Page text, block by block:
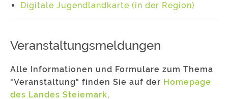
Digitale Jugendlandkarte (in der Region)
Veranstaltungsmeldungen
Alle Informationen und Formulare zum Thema
"Veranstaltung" finden Sie auf der Homepage
des Landes Steiemark.